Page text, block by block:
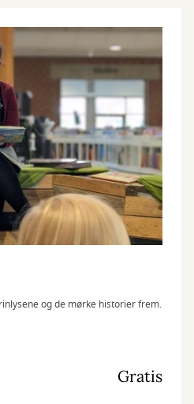
og de mørke historier frem.
Gratis